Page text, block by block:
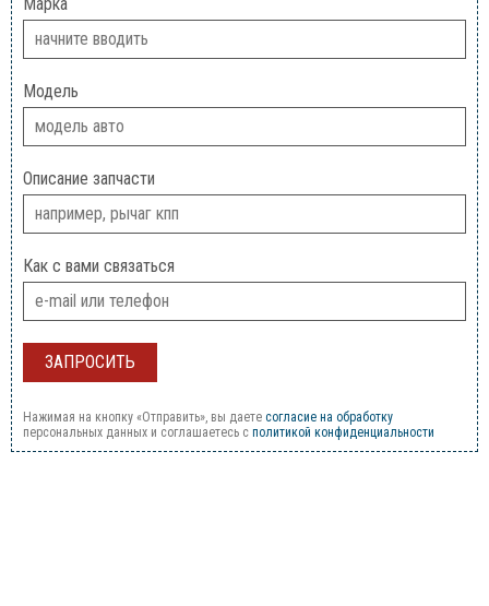
Марка
Модель
Описание запчасти
Как с вами связаться
Нажимая на кнопку «Отправить», вы даете согласие на обработку
персональных данных и соглашаетесь c политикой конфиденциальности